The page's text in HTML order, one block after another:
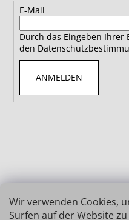
Wir verwenden Cookies,
Surfen auf der Website
E-Mail
Durch das Eingeben Ihrer
den
ANMELDEN